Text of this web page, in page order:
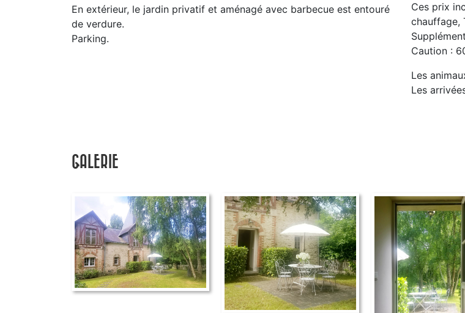
En extérieur, le jardin privatif et aménagé avec barbecue est entouré
de verdure.
Parking.
Ces prix
chauffage,
Caution :
Les
Les
GALERIE